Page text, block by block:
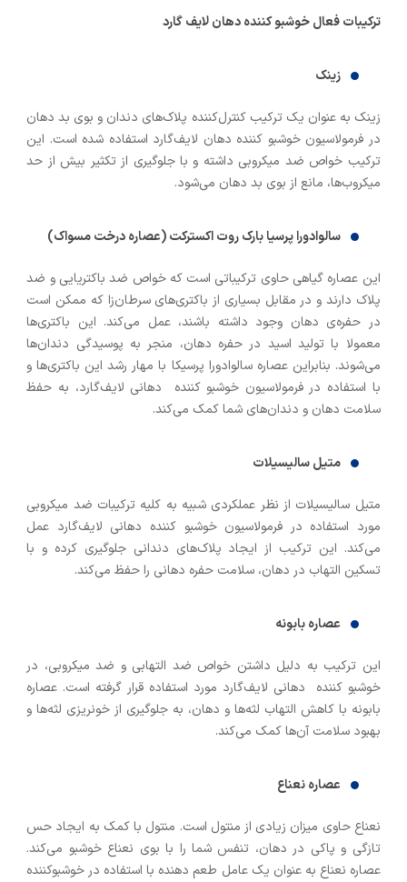
ترکیبات فعال خوشبو کننده دهان لایف گارد
زینک
زینک به عنوان یک ترکیب کنترل‌کننده پلاک‌های دندان و بوی بد دهان
در فرمولاسیون خوشبو کننده دهان‌ لایف‌گارد استفاده شده است. این
ترکیب خواص ضد میکروبی داشته و با جلوگیری از تکثیر بیش از حد
میکروب‌ها، مانع از بوی بد دهان می‌شود.
سالوادورا پرسیا بارک روت اکسترکت (عصاره درخت مسواک)
این عصاره گیاهی حاوی ترکیباتی است که خواص ضد باکتریایی و ضد
پلاک دارند و در مقابل بسیاری از باکتری‌های سرطان‌زا که ممکن است
در حفره‌ی دهان وجود داشته باشند، عمل می‌کند. این باکتری‌ها
معمولا با تولید اسید در حفره دهان، منجر به پوسیدگی دندان‌ها
می‌شوند. بنابراین عصاره سالوادورا پرسیکا با مهار رشد این باکتری‌ها و
با استفاده در فرمولاسیون خوشبو کننده دهانی لایف‌گارد، به حفظ
سلامت دهان و دندان‌های شما کمک می‌کند.
متیل سالیسیلات
متیل سالیسیلات از نظر عملکردی شبیه به کلیه ترکیبات ضد میکروبی
مورد استفاده در فرمولاسیون خوشبو کننده دهانی لایف‌گارد عمل
می‌کند. این ترکیب از ایجاد پلاک‌های دندانی جلوگیری کرده و با
تسکین التهاب در دهان، سلامت حفره دهانی را حفظ می‌کند.
عصاره بابونه
این ترکیب به دلیل داشتن خواص ضد التهابی و ضد میکروبی، در
خوشبو کننده دهانی لایف‌گارد مورد استفاده قرار گرفته است. عصاره
بابونه با کاهش التهاب لثه‌ها و دهان، به جلوگیری از خونریزی لثه‌ها و
بهبود سلامت آن‌ها کمک می‌کند.
عصاره نعناع
نعناع حاوی میزان زیادی از منتول است. منتول با کمک به ایجاد حس
تازگی و پاکی در دهان، تنفس شما را با بوی نعناع خوشبو می‌کند.
عصاره نعناع به عنوان یک عامل طعم دهنده با استفاده در خوشبوکننده